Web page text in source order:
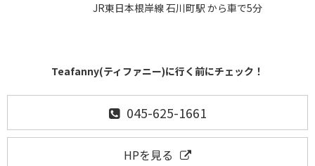
JR東日本根岸線 石川町駅 から車で5分
Teafanny(ティファニー)に行く前にチェック！
045-625-1661
HPを見る